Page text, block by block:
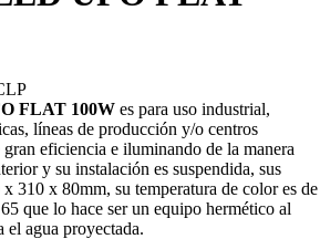
FLAT 100W es para uso industrial,
líneas de producción y/o centros
eficiencia e iluminando de la manera
y su instalación es suspendida, sus
310 x 80mm, su temperatura de color es de
que lo hace ser un equipo hermético al
agua proyectada.